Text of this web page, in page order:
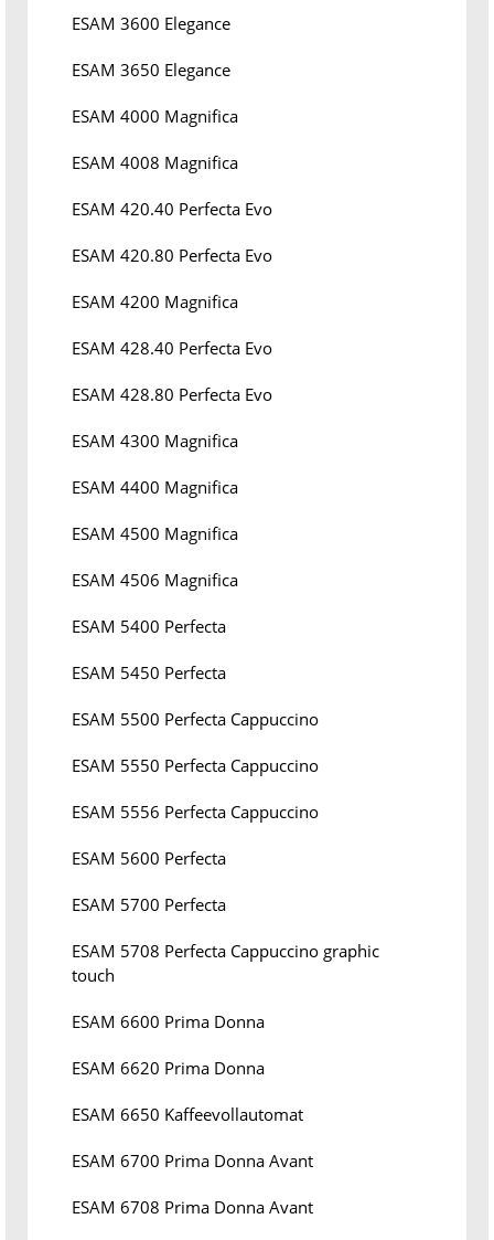
ESAM 3600 Elegance
ESAM 3650 Elegance
ESAM 4000 Magnifica
ESAM 4008 Magnifica
ESAM 420.40 Perfecta Evo
ESAM 420.80 Perfecta Evo
ESAM 4200 Magnifica
ESAM 428.40 Perfecta Evo
ESAM 428.80 Perfecta Evo
ESAM 4300 Magnifica
ESAM 4400 Magnifica
ESAM 4500 Magnifica
ESAM 4506 Magnifica
ESAM 5400 Perfecta
ESAM 5450 Perfecta
ESAM 5500 Perfecta Cappuccino
ESAM 5550 Perfecta Cappuccino
ESAM 5556 Perfecta Cappuccino
ESAM 5600 Perfecta
ESAM 5700 Perfecta
ESAM 5708 Perfecta Cappuccino graphic
touch
ESAM 6600 Prima Donna
ESAM 6620 Prima Donna
ESAM 6650 Kaffeevollautomat
ESAM 6700 Prima Donna Avant
ESAM 6708 Prima Donna Avant